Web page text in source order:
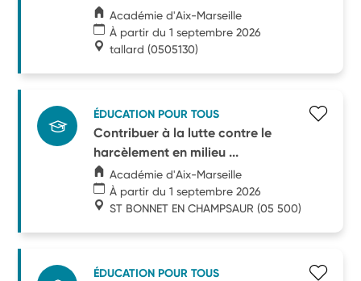
Académie d'Aix-Marseille
À partir du 1 septembre 2026
tallard (0505130)
ÉDUCATION POUR TOUS
Contribuer à la lutte contre le
harcèlement en milieu ...
Académie d'Aix-Marseille
À partir du 1 septembre 2026
ST BONNET EN CHAMPSAUR (05 500)
ÉDUCATION POUR TOUS